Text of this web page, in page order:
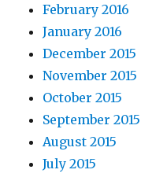
February 2016
January 2016
December 2015
November 2015
October 2015
September 2015
August 2015
July 2015